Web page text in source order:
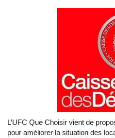
L’UFC Que Choisir vient de
pour améliorer la situation des